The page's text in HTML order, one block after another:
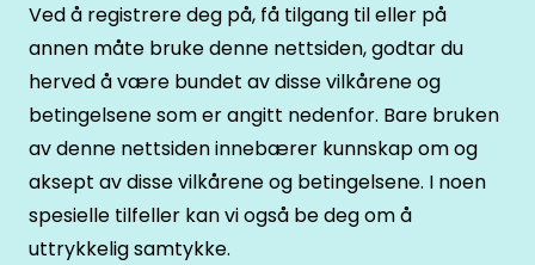
Ved å registrere deg på, få tilgang til eller på
annen måte bruke denne nettsiden, godtar du
herved å være bundet av disse vilkårene og
betingelsene som er angitt nedenfor. Bare bruken
av denne nettsiden innebærer kunnskap om og
aksept av disse vilkårene og betingelsene. I noen
spesielle tilfeller kan vi også be deg om å
uttrykkelig samtykke.